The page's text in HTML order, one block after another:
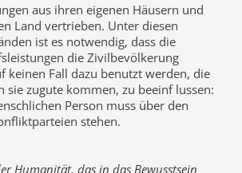
aus ihren eigenen Häusern und
Land vertrieben. Unter diesen
ist es notwendig, dass die
die Zivilbevölkerung
keinen Fall dazu benutzt werden, die
sie zugute kommen, zu beeinf lussen:
Person muss über den
stehen.
Humanität, das in das Bewusstsein